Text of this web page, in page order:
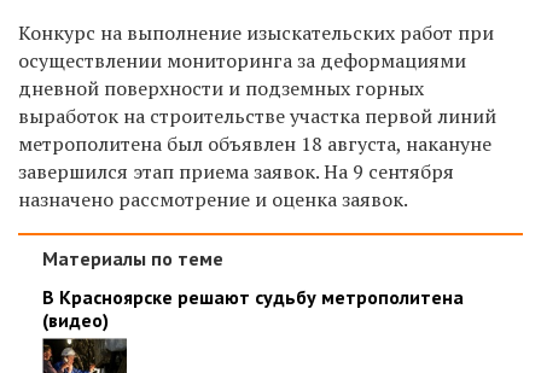
Конкурс на выполнение изыскательских работ при
осуществлении мониторинга за деформациями
дневной поверхности и подземных горных
выработок на строительстве участка первой линий
метрополитена был объявлен 18 августа, накануне
завершился этап приема заявок. На 9 сентября
назначено рассмотрение и оценка заявок.
Материалы по теме
В Красноярске решают судьбу метрополитена
(видео)